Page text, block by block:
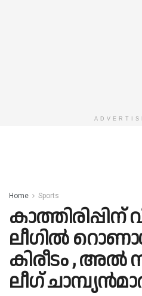
Home Sports
കാത്തിരിപ്പിന്
ലീഗിൽ
കിരീടം , അൽ
ലീഗ്